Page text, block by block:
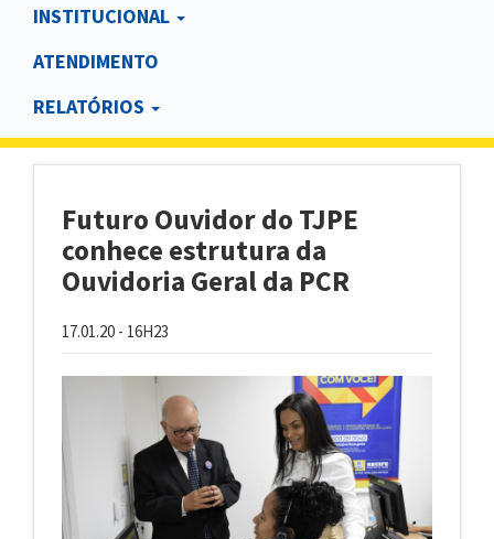
INSTITUCIONAL
ATENDIMENTO
RELATÓRIOS
Futuro Ouvidor do TJPE
conhece estrutura da
Ouvidoria Geral da PCR
17.01.20 - 16H23